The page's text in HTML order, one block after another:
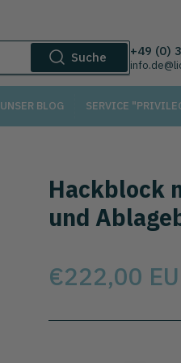
Suche +49 (0)
UNSER BLOG SERVICE
Hackblock
und
Preis
€222,00